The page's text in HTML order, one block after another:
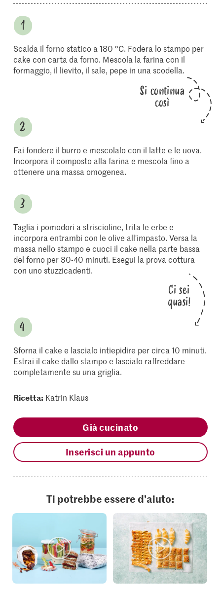
Scalda il forno statico a 180 °C. Fodera lo stampo per
cake con carta da forno. Mescola la farina con il
formaggio, il lievito, il sale, pepe in una scodella.
Si continua
così
Fai fondere il burro e mescolalo con il latte e le uova.
Incorpora il composto alla farina e mescola fino a
ottenere una massa omogenea.
Taglia i pomodori a striscioline, trita le erbe e
incorpora entrambi con le olive all'impasto. Versa la
massa nello stampo e cuoci il cake nella parte bassa
del forno per 30-40 minuti. Esegui la prova cottura
con uno stuzzicadenti.
Ci sei
quasi!
Sforna il cake e lascialo intiepidire per circa 10 minuti.
Estrai il cake dallo stampo e lascialo raffreddare
completamente su una griglia.
Ricetta: Katrin Klaus
Già cucinato
Inserisci un appunto
Ti potrebbe essere d'aiuto: